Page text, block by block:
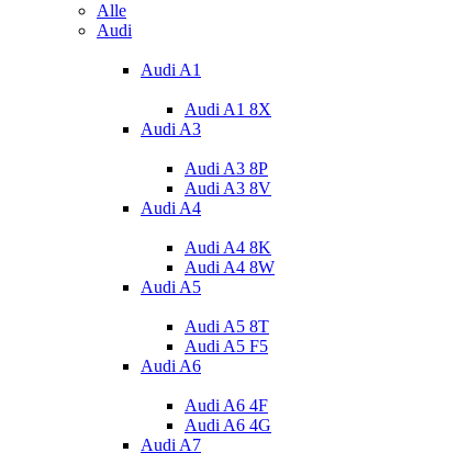
Alle
Audi
Audi A1
Audi A1 8X
Audi A3
Audi A3 8P
Audi A3 8V
Audi A4
Audi A4 8K
Audi A4 8W
Audi A5
Audi A5 8T
Audi A5 F5
Audi A6
Audi A6 4F
Audi A6 4G
Audi A7